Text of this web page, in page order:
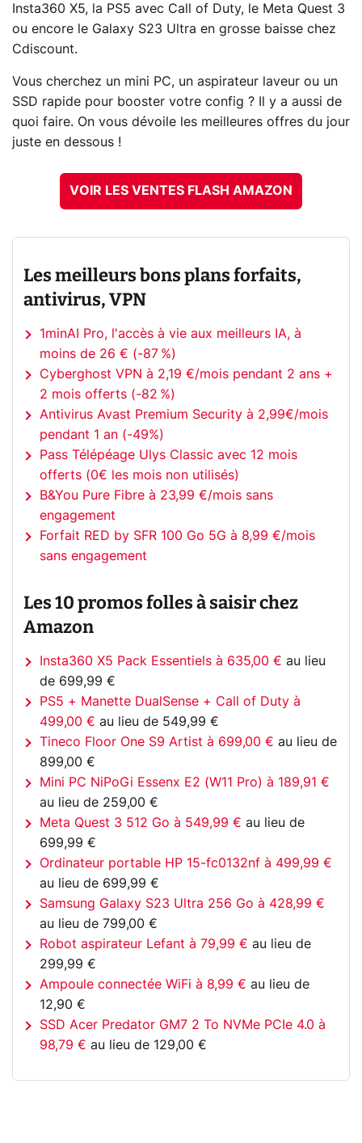
Insta360 X5, la PS5 avec Call of Duty, le Meta Quest 3
ou encore le Galaxy S23 Ultra en grosse baisse chez
Cdiscount.
Vous cherchez un mini PC, un aspirateur laveur ou un
SSD rapide pour booster votre config ? Il y a aussi de
quoi faire. On vous dévoile les meilleures offres du jour
juste en dessous !
VOIR LES VENTES FLASH AMAZON
Les meilleurs bons plans forfaits,
antivirus, VPN
1minAI Pro, l'accès à vie aux meilleurs IA, à
moins de 26 € (-87 %)
Cyberghost VPN à 2,19 €/mois pendant 2 ans +
2 mois offerts (-82 %)
Antivirus Avast Premium Security à 2,99€/mois
pendant 1 an (-49%)
Pass Télépéage Ulys Classic avec 12 mois
offerts (0€ les mois non utilisés)
B&You Pure Fibre à 23,99 €/mois sans
engagement
Forfait RED by SFR 100 Go 5G à 8,99 €/mois
sans engagement
Les 10 promos folles à saisir chez
Amazon
Insta360 X5 Pack Essentiels à 635,00 € au lieu
de 699,99 €
PS5 + Manette DualSense + Call of Duty à
499,00 € au lieu de 549,99 €
Tineco Floor One S9 Artist à 699,00 € au lieu de
899,00 €
Mini PC NiPoGi Essenx E2 (W11 Pro) à 189,91 €
au lieu de 259,00 €
Meta Quest 3 512 Go à 549,99 € au lieu de
699,99 €
Ordinateur portable HP 15-fc0132nf à 499,99 €
au lieu de 699,99 €
Samsung Galaxy S23 Ultra 256 Go à 428,99 €
au lieu de 799,00 €
Robot aspirateur Lefant à 79,99 € au lieu de
299,99 €
Ampoule connectée WiFi à 8,99 €au lieu de
12,90 €
SSD Acer Predator GM7 2 To NVMe PCIe 4.0 à
98,79 € au lieu de 129,00 €